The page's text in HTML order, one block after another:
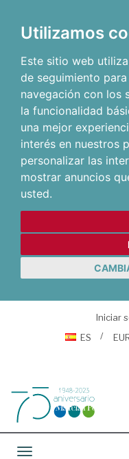
Utilizamos
Este sitio web
de seguimiento
navegación con los
la funcionalidad
una mejor
interés en nuestros
personalizar las
mostrar anuncios
usted.
Iniciar
ES
Toggle navigation